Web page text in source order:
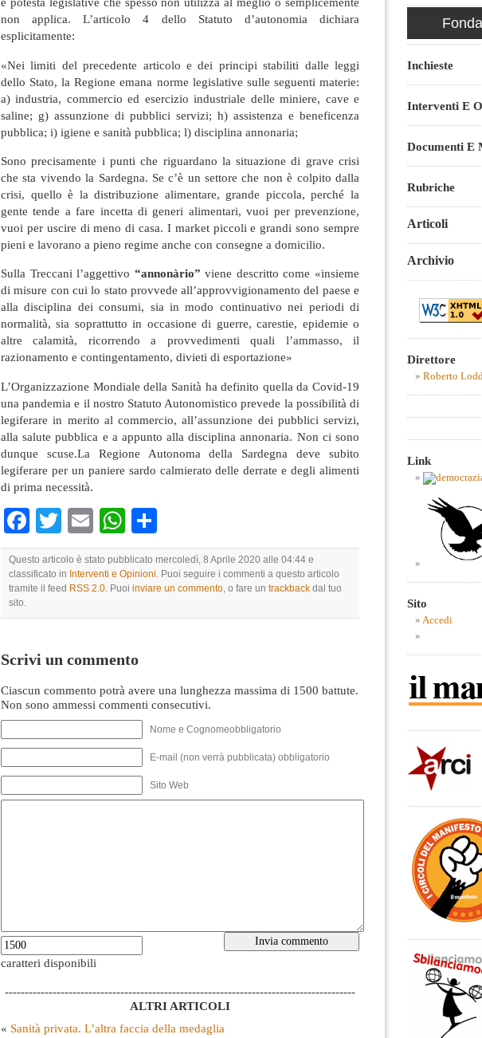
non applica. L’articolo 4 dello Statuto d’autonomia dichiara
esplicitamente:
«Nei limiti del precedente articolo e dei principi stabiliti dalle leggi
dello Stato, la Regione emana norme legislative sulle seguenti materie:
a) industria, commercio ed esercizio industriale delle miniere, cave e
saline; g) assunzione di pubblici servizi; h) assistenza e beneficenza
pubblica; i) igiene e sanità pubblica; l) disciplina annonaria;
Sono precisamente i punti che riguardano la situazione di grave crisi
che sta vivendo la Sardegna. Se c’è un settore che non è colpito dalla
crisi, quello è la distribuzione alimentare, grande piccola, perché la
gente tende a fare incetta di generi alimentari, vuoi per prevenzione,
vuoi per uscire di meno di casa. I market piccoli e grandi sono sempre
pieni e lavorano a pieno regime anche con consegne a domicilio.
Sulla Treccani l’aggettivo “annonàrio” viene descritto come «insieme
di misure con cui lo stato provvede all’approvvigionamento del paese e
alla disciplina dei consumi, sia in modo continuativo nei periodi di
normalità, sia soprattutto in occasione di guerre, carestie, epidemie o
altre calamità, ricorrendo a provvedimenti quali l’ammasso, il
razionamento e contingentamento, divieti di esportazione»
L’Organizzazione Mondiale della Sanità ha definito quella da Covid-19
una pandemia e il nostro Statuto Autonomistico prevede la possibilità di
legiferare in merito al commercio, all’assunzione dei pubblici servizi,
alla salute pubblica e a appunto alla disciplina annonaria. Non ci sono
dunque scuse.La Regione Autonoma della Sardegna deve subito
legiferare per un paniere sardo calmierato delle derrate e degli alimenti
di prima necessità.
Facebook
TwitterEmailWhatsApp
Questo articolo è stato pubblicato mercoledì, 8 Aprile 2020 alle 04:44 e
classificato in Interventi e Opinioni. Puoi seguire i commenti a questo articolo
tramite il feed RSS 2.0. Puoi inviare un commento, o fare un trackback dal tuo
sito.
Scrivi un commento
Ciascun commento potrà avere una lunghezza massima di 1500 battute.
Non sono ammessi commenti consecutivi.
Nome e Cognomeobbligatorio
E-mail (non verrà pubblicata) obbligatorio
Sito Web
caratteri disponibili
----------------------------------------------------------------------------------------
ALTRI ARTICOLI
« Sanità privata. L’altra faccia della medaglia
Inchieste
Interventi E
Documenti E
Rubriche
Articoli
Archivio
Direttore
Roberto
Link
Sito
Accedi